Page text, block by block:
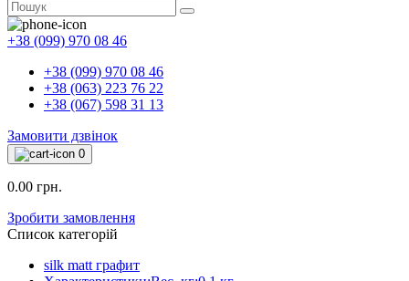
+38 (099) 970 08 46
+38 (099) 970 08 46
+38 (063) 223 76 22
+38 (067) 598 31 13
Замовити дзвінок
0
0.00 грн.
Зробити замовлення
Список категорій
silk matt графит